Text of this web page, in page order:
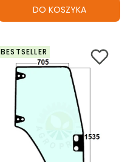
DO KOSZYKA
BESTSELLER